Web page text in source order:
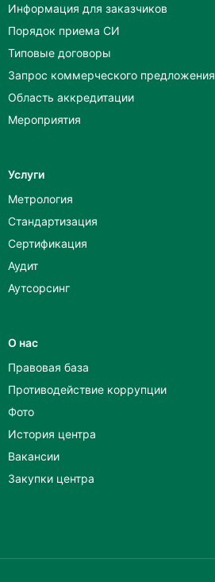
Информация для заказчиков
Порядок приема СИ
Типовые договоры
Запрос коммерческого предложения
Область аккредитации
Мероприятия
Услуги
Метрология
Стандартизация
Сертификация
Аудит
Аутсорсинг
О нас
Правовая база
Противодействие коррупции
Фото
История центра
Вакансии
Закупки центра